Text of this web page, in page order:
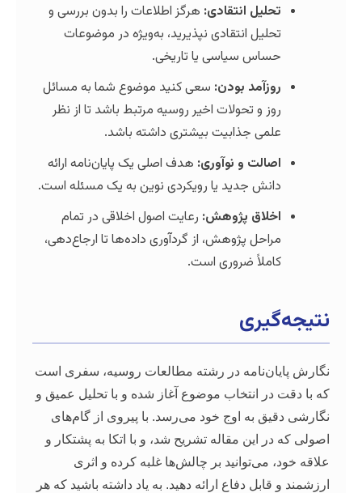
انتقادی:هرگز اطلاعات را بدون بررسی و
انتقادی نپذیرید، به‌ویژه در موضوعات
سیاسی یا تاریخی.
سعی کنید موضوع شما به مسائل
و تحولات اخیر روسیه مرتبط باشد تا از نظر
جذابیت بیشتری داشته باشد.
و نوآوری: هدف اصلی یک پایان‌نامه ارائه
جدید یا رویکردی نوین به یک مسئله است.
پژوهش: رعایت اصول اخلاقی در تمام
پژوهش، از گردآوری داده‌ها تا ارجاع‌دهی،
ضروری است.
در رشته مطالعات روسیه، سفری است
انتخاب موضوع آغاز شده و با تحلیل عمیق و
به اوج خود می‌رسد. با پیروی از گام‌های
این مقاله تشریح شد، و با اتکا به پشتکار و
می‌توانید بر چالش‌ها غلبه کرده و اثری
دفاع ارائه دهید. به یاد داشته باشید که هر